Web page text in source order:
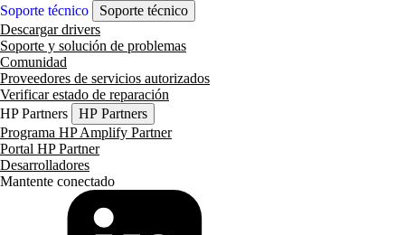
Soporte técnico
Soporte técnico
Descargar drivers
Soporte y solución de problemas
Comunidad
Proveedores de servicios autorizados
Verificar estado de reparación
HP Partners
HP Partners
Programa HP Amplify Partner
Portal HP Partner
Desarrolladores
Mantente conectado